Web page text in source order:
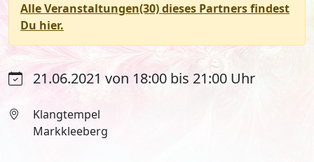
Alle Veranstaltungen(30) dieses Partners findest
Du hier.
21.06.2021 von 18:00 bis 21:00 Uhr
Klangtempel
Markkleeberg